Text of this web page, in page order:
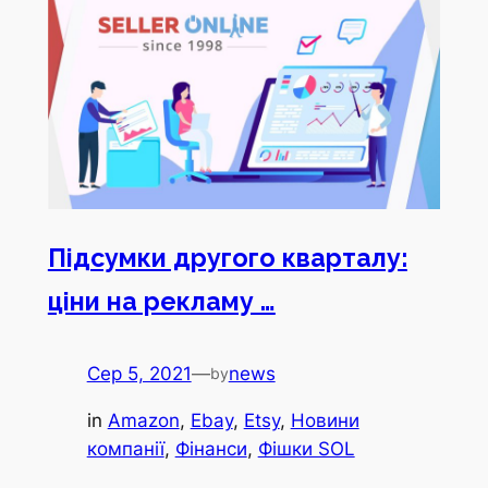
Підсумки другого кварталу:
ціни на рекламу …
Сер 5, 2021—bynews
in Amazon, Ebay, Etsy, Новини
компанії, Фінанси, Фішки SOL